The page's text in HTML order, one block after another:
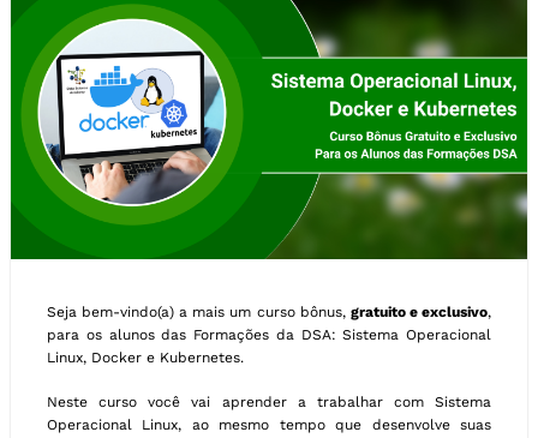
Seja bem-vindo(a) a mais um curso bônus, gratuito e exclusivo,
para os alunos das Formações da DSA: Sistema Operacional
Linux, Docker e Kubernetes.
Neste curso você vai aprender a trabalhar com Sistema
Operacional Linux, ao mesmo tempo que desenvolve suas